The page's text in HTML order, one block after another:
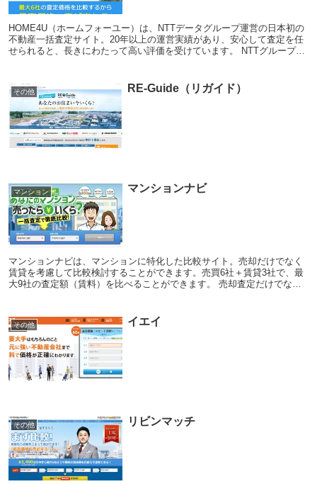
HOME4U（ホームフォーユー）は、NTTデータグループ運営の日本初の
不動産一括査定サイト。20年以上の運営実績があり、安心して査定を任
せられると、長きにわたって高い評価を受けています。 NTTグループの
その他 RE-Guide（リガイド）
マンション マンションナビ
マンションナビは、マンションに特化した比較サイト。売却だけでなく
賃貸を考慮して比較検討することができます。売買6社＋賃貸3社で、最
大9社の査定額（賃料）を比べることができます。 売却査定だけでな
その他 イエイ
その他 リビンマッチ